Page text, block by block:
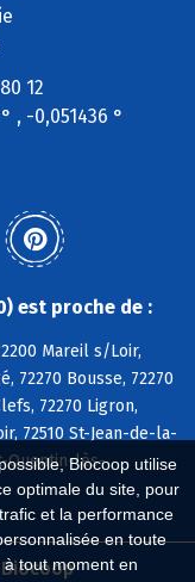
Biocoop utilise
optimale du site, pour
et la performance
en toute
tout moment en
12
, -0,051436 °
est proche de :
Mareil s/Loir,
72270 Bousse, 72270
72270 Ligron,
72510 St-Jean-de-la-
Quentin-lès-